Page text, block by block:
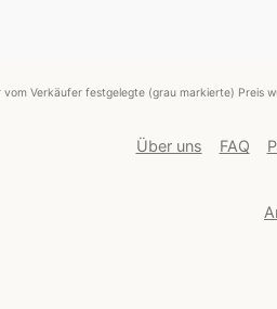
vom Verkäufer festgelegte (grau markierte) Preis
Über uns FAQ